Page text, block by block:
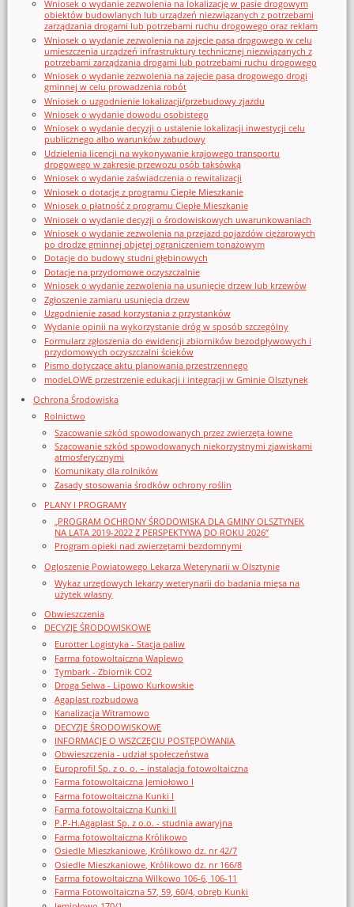
Wniosek o wydanie zezwolenia na lokalizację w pasie drogowym
obiektów budowlanych lub urządzeń niezwiązanych z potrzebami
zarządzania drogami lub potrzebami ruchu drogowego oraz reklam
Wniosek o wydanie zezwolenia na zajęcie pasa drogowego w celu
umieszczenia urządzeń infrastruktury technicznej niezwiązanych z
potrzebami zarządzania drogami lub potrzebami ruchu drogowego
Wniosek o wydanie zezwolenia na zajęcie pasa drogowego drogi
gminnej w celu prowadzenia robót
Wniosek o uzgodnienie lokalizacji/przebudowy zjazdu
Wniosek o wydanie dowodu osobistego
Wniosek o wydanie decyzji o ustalenie lokalizacji inwestycji celu
publicznego albo warunków zabudowy
Udzielenia licencji na wykonywanie krajowego transportu
drogowego w zakresie przewozu osób taksówką
Wniosek o wydanie zaświadczenia o rewitalizacji
Wniosek o dotację z programu Ciepłe Mieszkanie
Wniosek o płatność z programu Ciepłe Mieszkanie
Wniosek o wydanie decyzji o środowiskowych uwarunkowaniach
Wniosek o wydanie zezwolenia na przejazd pojazdów ciężarowych
po drodze gminnej objętej ograniczeniem tonażowym
Dotacje do budowy studni głębinowych
Dotacje na przydomowe oczyszczalnie
Wniosek o wydanie zezwolenia na usunięcie drzew lub krzewów
Zgłoszenie zamiaru usunięcia drzew
Uzgodnienie zasad korzystania z przystanków
Wydanie opinii na wykorzystanie dróg w sposób szczególny
Formularz zgłoszenia do ewidencji zbiorników bezodpływowych i
przydomowych oczyszczalni ścieków
Pismo dotyczące aktu planowania przestrzennego
modeLOWE przestrzenie edukacji i integracji w Gminie Olsztynek
Ochrona Środowiska
Rolnictwo
Szacowanie szkód spowodowanych przez zwierzęta łowne
Szacowanie szkód spowodowanych niekorzystnymi zjawiskami
atmosferycznymi
Komunikaty dla rolników
Zasady stosowania środków ochrony roślin
PLANY I PROGRAMY
„PROGRAM OCHRONY ŚRODOWISKA DLA GMINY OLSZTYNEK
NA LATA 2019-2022 Z PERSPEKTYWĄ DO ROKU 2026”
Program opieki nad zwierzętami bezdomnymi
Ogloszenie Powiatowego Lekarza Weterynarii w Olsztynie
Wykaz urzędowych lekarzy weterynarii do badania mięsa na
użytek własny
Obwieszczenia
DECYZJE ŚRODOWISKOWE
Eurotter Logistyka - Stacja paliw
Farma fotowoltaiczna Waplewo
Tymbark - Zbiornik CO2
Droga Selwa - Lipowo Kurkowskie
Agaplast rozbudowa
Kanalizacja Witramowo
DECYZJE ŚRODOWISKOWE
INFORMACJE O WSZCZĘCIU POSTĘPOWANIA
Obwieszczenia - udział społeczeństwa
Europrofil Sp. z o. o. – instalacja fotowoltaiczna
Farma fotowoltaiczna Jemiołowo I
Farma fotowoltaiczna Kunki I
Farma fotowoltaiczna Kunki II
P.P-H.Agaplast Sp. z o.o. - studnia awaryjna
Farma fotowoltaiczna Królikowo
Osiedle Mieszkaniowe, Królikowo dz. nr 42/7
Osiedle Mieszkaniowe, Królikowo dz. nr 166/8
Farma fotowoltaiczna Wilkowo 106-6, 106-11
Farma Fotowoltaiczna 57, 59, 60/4, obręb Kunki